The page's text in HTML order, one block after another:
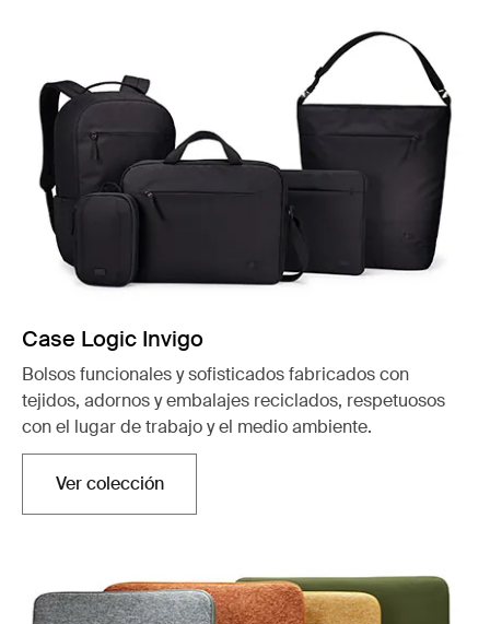
Case Logic Invigo
Bolsos funcionales y sofisticados fabricados con
tejidos, adornos y embalajes reciclados, respetuosos
con el lugar de trabajo y el medio ambiente.
Ver colecciónSe abre en una nueva pestaña